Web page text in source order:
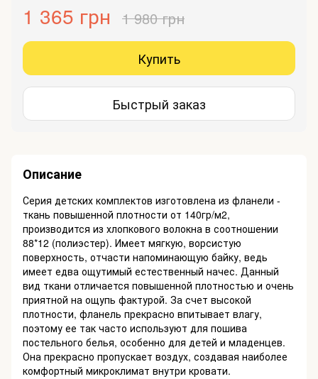
1 365 грн 1 980 грн
Купить
Быстрый заказ
Описание
Серия детских комплектов изготовлена из фланели -
ткань повышенной плотности от 140гр/м2,
производится из хлопкового волокна в соотношении
88*12 (полиэстер). Имеет мягкую, ворсистую
поверхность, отчасти напоминающую байку, ведь
имеет едва ощутимый естественный начес. Данный
вид ткани отличается повышенной плотностью и очень
приятной на ощупь фактурой. За счет высокой
плотности, фланель прекрасно впитывает влагу,
поэтому ее так часто используют для пошива
постельного белья, особенно для детей и младенцев.
Она прекрасно пропускает воздух, создавая наиболее
комфортный микроклимат внутри кровати.